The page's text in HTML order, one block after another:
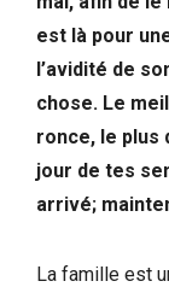
est là pour
l’avidité de
chose. Le
ronce, le plus
jour de tes
arrivé;
La famille est